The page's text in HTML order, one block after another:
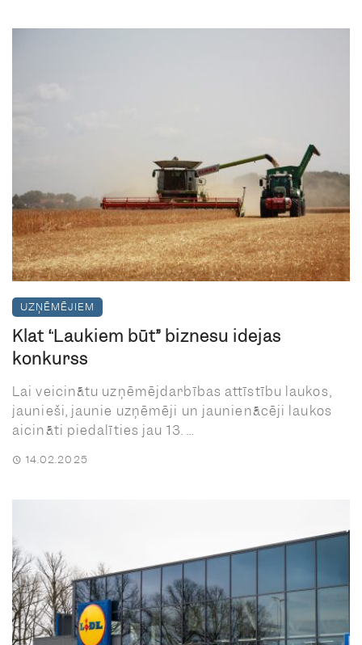
UZŅĒMĒJIEM
Klāt “Laukiem būt” biznesu idejas
konkurss
Lai veicinātu uzņēmējdarbības attīstību laukos,
jaunieši, jaunie uzņēmēji un jaunienācēji laukos
aicināti piedalīties jau 13. ...
14.02.2025